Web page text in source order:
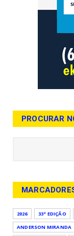
PROCURAR
2026 33ª EDIÇÃO
ANDERSON MIRANDA